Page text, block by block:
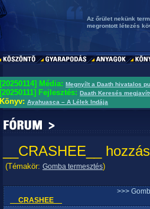
Az őrület nekünk
megrontott létezés
[20250114] Média: Megnyílt a Daath hivatalos
[20250111] Fejlesztés: Daath Keresés
Könyv: Ayahuasca – A Lélek Indája
__CRASHEE__
(Témakör: Gomba termesztés)
>>>
__CRASHEE__